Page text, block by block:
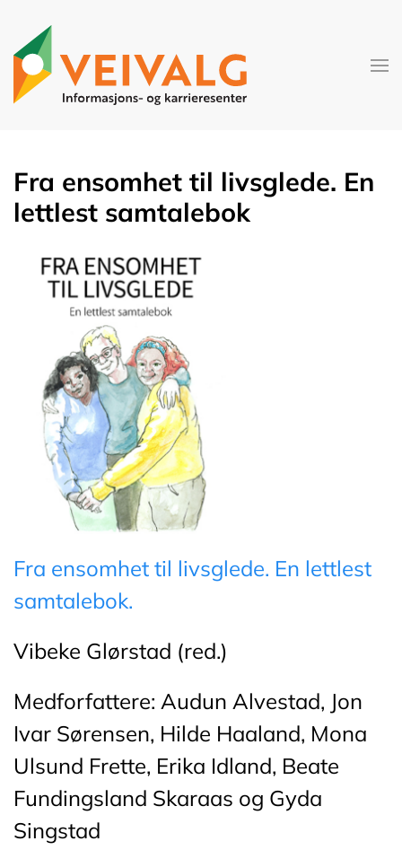
Skip to main content
Fra ensomhet til livsglede. En
lettlest samtalebok
Fra ensomhet til livsglede. En lettlest
samtalebok.
Vibeke Glørstad (red.)
Medforfattere: Audun Alvestad, Jon
Ivar Sørensen, Hilde Haaland, Mona
Ulsund Frette, Erika Idland, Beate
Fundingsland Skaraas og Gyda
Singstad